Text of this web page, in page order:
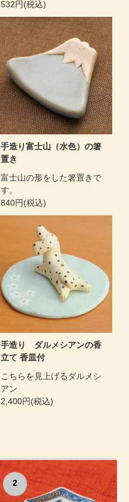
532円(税込)
手造り富士山（水色）の箸
置き
富士山の形をした箸置きで
す。
840円(税込)
手造り ダルメシアンの香
立て 香皿付
こちらを見上げるダルメシ
アン
2,400円(税込)
2